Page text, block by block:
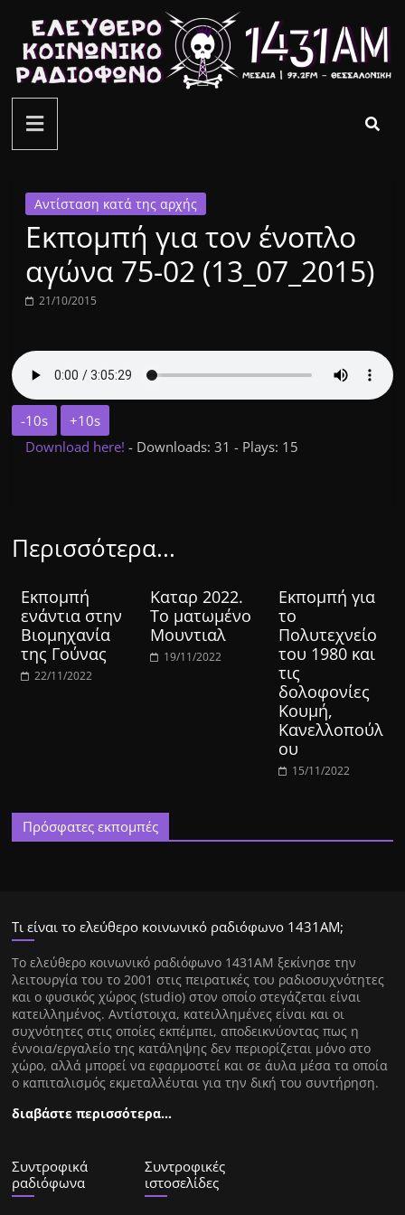
περιεχόμενο
ελεύθερο
κοινωνικό
ραδιόφωνο
1431AM
Αντίσταση κατά της αρχής
Εκπομπή για τον ένοπλο
αγώνα 75-02 (13_07_2015)
21/10/2015
-10s
+10s
Download here!- Downloads: 31 - Plays: 15
Περισσότερα...
Εκπομπή
ενάντια στην
Βιομηχανία
της Γούνας
22/11/2022
Καταρ 2022.
Το ματωμένο
Μουντιαλ
19/11/2022
Εκπομπή για
το
Πολυτεχνείο
του 1980 και
τις
δολοφονίες
Κουμή,
Κανελλοπούλ
ου
15/11/2022
Πρόσφατες εκπομπές
Τι είναι το ελεύθερο κοινωνικό ραδιόφωνο 1431ΑΜ;
Tο ελεύθερο κοινωνικό ραδιόφωνο 1431AM ξεκίνησε την
λειτουργία του το 2001 στις πειρατικές του ραδιοσυχνότητες
και ο φυσικός χώρος (studio) στον οποίο στεγάζεται είναι
κατειλλημένος. Αντίστοιχα, κατειλλημένες είναι και οι
συχνότητες στις οποίες εκπέμπει, αποδεικνύοντας πως η
έννοια/εργαλείο της κατάληψης δεν περιορίζεται μόνο στο
χώρο, αλλά μπορεί να εφαρμοστεί και σε άυλα μέσα τα οποία
ο καπιταλισμός εκμεταλλέυται για την δική του συντήρηση.
διαβάστε περισσότερα…
Συντροφικά
ραδιόφωνα
Συντροφικές
ιστοσελίδες